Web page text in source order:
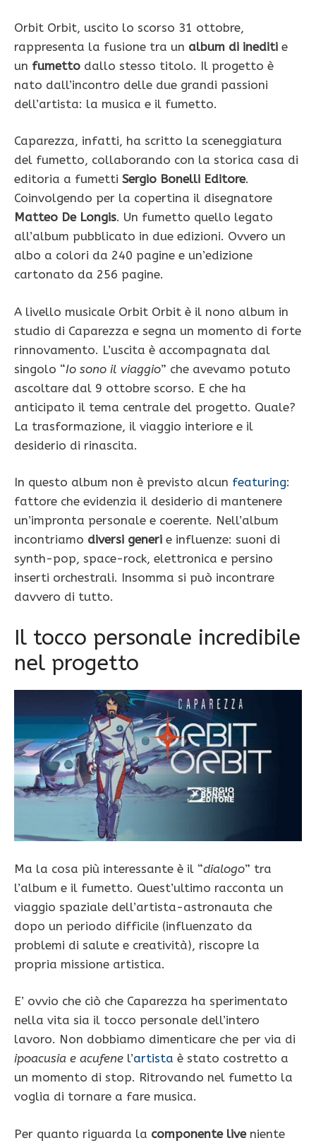
Orbit Orbit, uscito lo scorso 31 ottobre,
rappresenta la fusione tra un album di inediti e
un fumetto dallo stesso titolo. Il progetto è
nato dall’incontro delle due grandi passioni
dell’artista: la musica e il fumetto.
Caparezza, infatti, ha scritto la sceneggiatura
del fumetto, collaborando con la storica casa di
editoria a fumetti Sergio Bonelli Editore.
Coinvolgendo per la copertina il disegnatore
Matteo De Longis. Un fumetto quello legato
all’album pubblicato in due edizioni. Ovvero un
albo a colori da 240 pagine e un’edizione
cartonato da 256 pagine.
A livello musicale Orbit Orbit è il nono album in
studio di Caparezza e segna un momento di forte
rinnovamento. L’uscita è accompagnata dal
singolo “Io sono il viaggio” che avevamo potuto
ascoltare dal 9 ottobre scorso. E che ha
anticipato il tema centrale del progetto. Quale?
La trasformazione, il viaggio interiore e il
desiderio di rinascita.
In questo album non è previsto alcun featuring:
fattore che evidenzia il desiderio di mantenere
un’impronta personale e coerente. Nell’album
incontriamo diversi generi e influenze: suoni di
synth-pop, space-rock, elettronica e persino
inserti orchestrali. Insomma si può incontrare
davvero di tutto.
Il tocco personale incredibile
nel progetto
Ma la cosa più interessante è il “dialogo” tra
l’album e il fumetto. Quest’ultimo racconta un
viaggio spaziale dell’artista-astronauta che
dopo un periodo difficile (influenzato da
problemi di salute e creatività), riscopre la
propria missione artistica.
E’ ovvio che ciò che Caparezza ha sperimentato
nella vita sia il tocco personale dell’intero
lavoro. Non dobbiamo dimenticare che per via di
ipoacusia e acufene l’artista è stato costretto a
un momento di stop. Ritrovando nel fumetto la
voglia di tornare a fare musica.
Per quanto riguarda la componente liveniente